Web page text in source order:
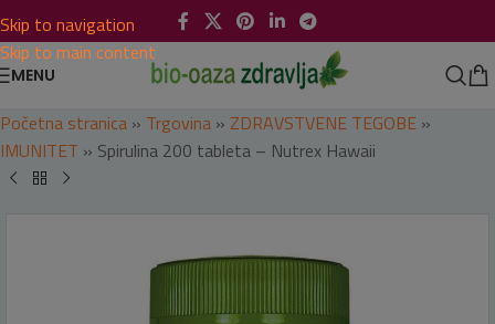
Skip to navigation
Skip to main content
MENU
Početna stranica » Trgovina » ZDRAVSTVENE TEGOBE »
IMUNITET » Spirulina 200 tableta – Nutrex Hawaii